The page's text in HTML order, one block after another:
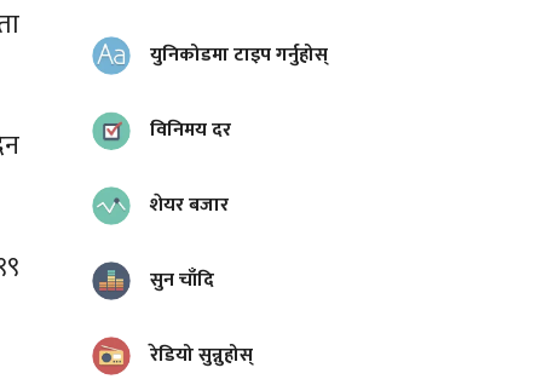
युनिकोडमा टाइप गर्नुहोस्
विनिमय दर
शेयर बजार
सुन चाँदि
रेडियो सुन्नुहोस्